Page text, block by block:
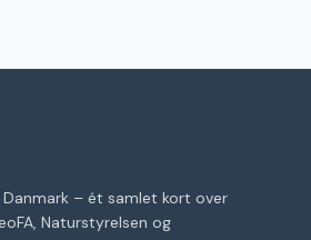
– ét samlet kort over
Naturstyrelsen og